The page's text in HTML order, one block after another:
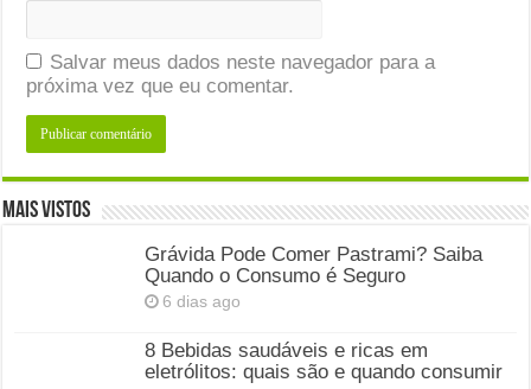
Salvar meus dados neste navegador para a
próxima vez que eu comentar.
Mais Vistos
Grávida Pode Comer Pastrami? Saiba
Quando o Consumo é Seguro
6 dias ago
8 Bebidas saudáveis e ricas em
eletrólitos: quais são e quando consumir